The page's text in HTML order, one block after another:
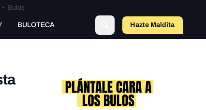
• Bulos
BULOTECA Hazte Maldito